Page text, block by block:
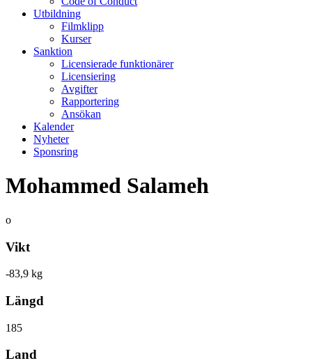
Utbildning
Filmklipp
Kurser
Sanktion
Licensierade funktionärer
Licensiering
Avgifter
Rapportering
Ansökan
Kalender
Nyheter
Sponsring
Mohammed Salameh
o
Vikt
-83,9 kg
Längd
185
Land